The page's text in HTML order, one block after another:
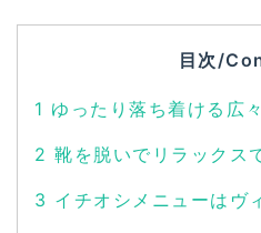
目次/
1 ゆったり落ち着ける広
2 靴を脱いでリラックス
3 イチオシメニューはヴ